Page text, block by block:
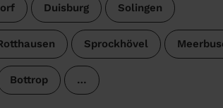
Duisburg Solingen
Sprockhövel
Bottrop …